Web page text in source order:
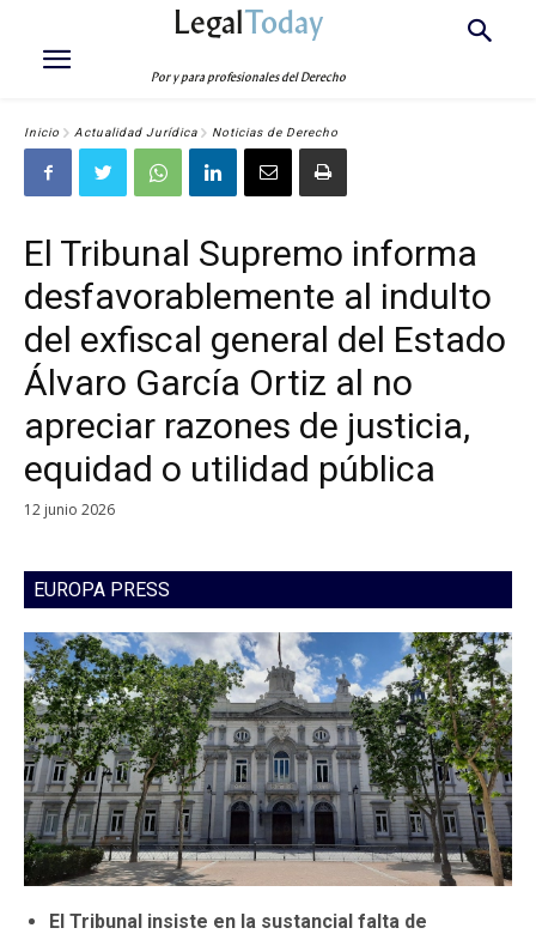
LegalToday
Por y para profesionales del Derecho
Inicio Actualidad Jurídica Noticias de Derecho
El Tribunal Supremo informa
desfavorablemente al indulto
del exfiscal general del Estado
Álvaro García Ortiz al no
apreciar razones de justicia,
equidad o utilidad pública
12 junio 2026
EUROPA PRESS
El Tribunal insiste en la sustancial falta de